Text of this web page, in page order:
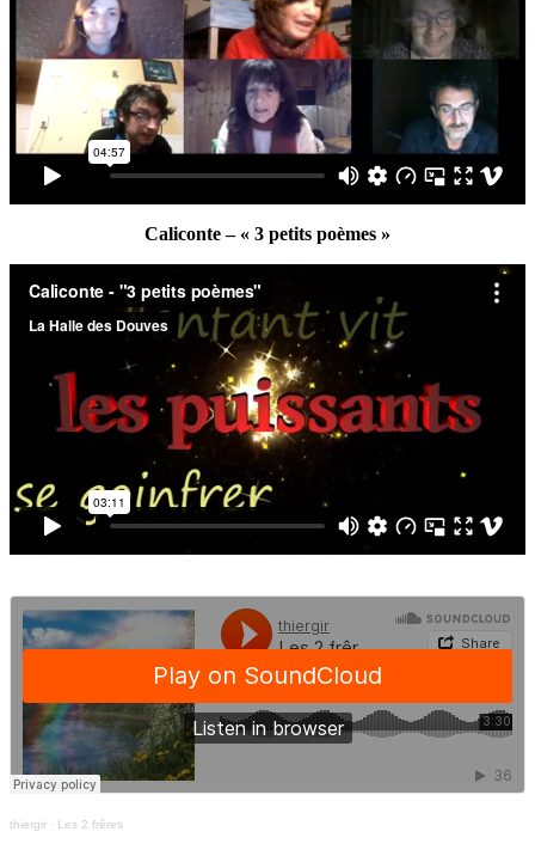
Caliconte – « 3 petits poèmes »
thiergir · Les 2 frêres